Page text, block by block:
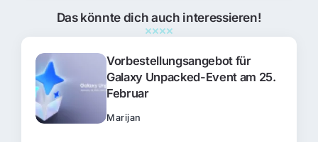
Das könnte dich auch interessieren!
Vorbestellungsangebot für
Galaxy Unpacked-Event am 25.
Februar
Marijan